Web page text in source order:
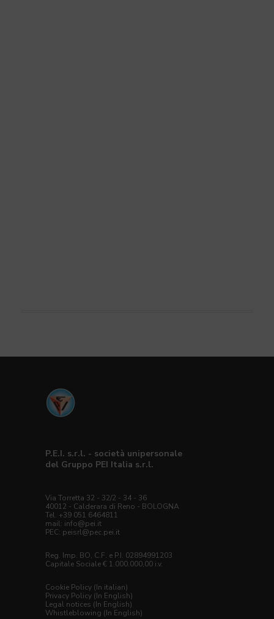
P.E.I. s.r.l. - società unipersonale
del Gruppo PEI Italia s.r.l.
Via Torretta 32 - 32/2 - 34 - 36
40012 - Calderara di Reno - BOLOGNA
Tel. +39 051 6464811
mail: info@pei.it
PEC: peisrl@pec.pei.it
Reg. Imp. BO, C.F. e P.I. 02894991203
Capitale Sociale € 1.000.000,00 i.v.
Cookie Policy (In italian)
Privacy Policy (In English)
Legal notices (In English)
Whistleblowing (In English)